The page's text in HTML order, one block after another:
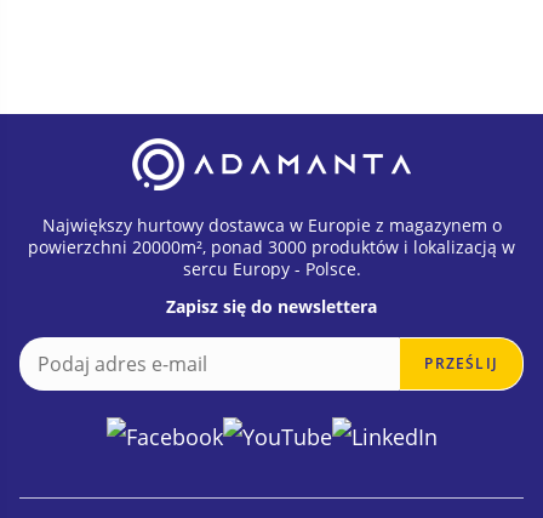
Największy hurtowy dostawca w Europie z magazynem o
powierzchni 20000m², ponad 3000 produktów i lokalizacją w
sercu Europy - Polsce.
Zapisz się do newslettera
a
i
l
E
m
PRZEŚLIJ